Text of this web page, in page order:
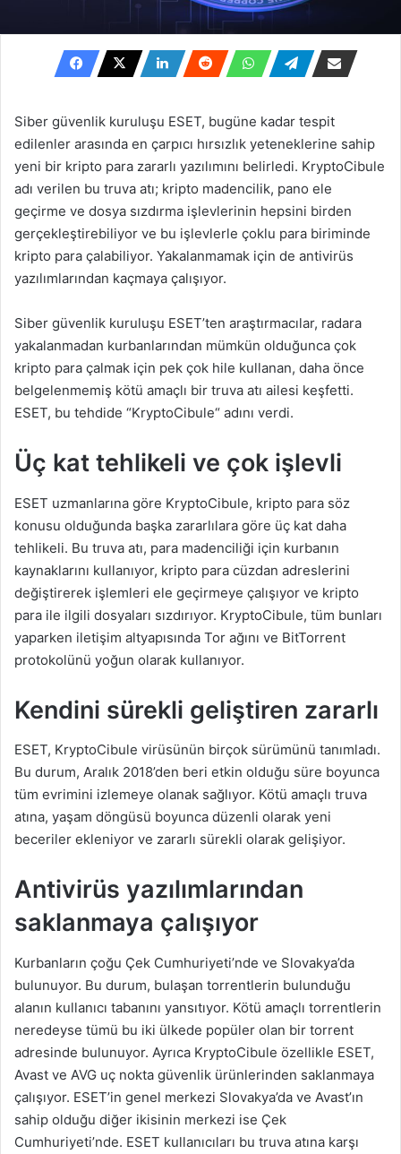
Siber güvenlik kuruluşu ESET, bugüne kadar tespit
edilenler arasında en çarpıcı hırsızlık yeteneklerine sahip
yeni bir kripto para zararlı yazılımını belirledi. KryptoCibule
adı verilen bu truva atı; kripto madencilik, pano ele
geçirme ve dosya sızdırma işlevlerinin hepsini birden
gerçekleştirebiliyor ve bu işlevlerle çoklu para biriminde
kripto para çalabiliyor. Yakalanmamak için de antivirüs
yazılımlarından kaçmaya çalışıyor.
Siber güvenlik kuruluşu ESET’ten araştırmacılar, radara
yakalanmadan kurbanlarından mümkün olduğunca çok
kripto para çalmak için pek çok hile kullanan, daha önce
belgelenmemiş kötü amaçlı bir truva atı ailesi keşfetti.
ESET, bu tehdide “KryptoCibule“ adını verdi.
Üç kat tehlikeli ve çok işlevli
ESET uzmanlarına göre KryptoCibule, kripto para söz
konusu olduğunda başka zararlılara göre üç kat daha
tehlikeli. Bu truva atı, para madenciliği için kurbanın
kaynaklarını kullanıyor, kripto para cüzdan adreslerini
değiştirerek işlemleri ele geçirmeye çalışıyor ve kripto
para ile ilgili dosyaları sızdırıyor. KryptoCibule, tüm bunları
yaparken iletişim altyapısında Tor ağını ve BitTorrent
protokolünü yoğun olarak kullanıyor.
Kendini sürekli geliştiren zararlı
ESET, KryptoCibule virüsünün birçok sürümünü tanımladı.
Bu durum, Aralık 2018’den beri etkin olduğu süre boyunca
tüm evrimini izlemeye olanak sağlıyor. Kötü amaçlı truva
atına, yaşam döngüsü boyunca düzenli olarak yeni
beceriler ekleniyor ve zararlı sürekli olarak gelişiyor.
Antivirüs yazılımlarından
saklanmaya çalışıyor
Kurbanların çoğu Çek Cumhuriyeti’nde ve Slovakya’da
bulunuyor. Bu durum, bulaşan torrentlerin bulunduğu
alanın kullanıcı tabanını yansıtıyor. Kötü amaçlı torrentlerin
neredeyse tümü bu iki ülkede popüler olan bir torrent
adresinde bulunuyor. Ayrıca KryptoCibule özellikle ESET,
Avast ve AVG uç nokta güvenlik ürünlerinden saklanmaya
çalışıyor. ESET’in genel merkezi Slovakya’da ve Avast’ın
sahip olduğu diğer ikisinin merkezi ise Çek
Cumhuriyeti’nde. ESET kullanıcıları bu truva atına karşı